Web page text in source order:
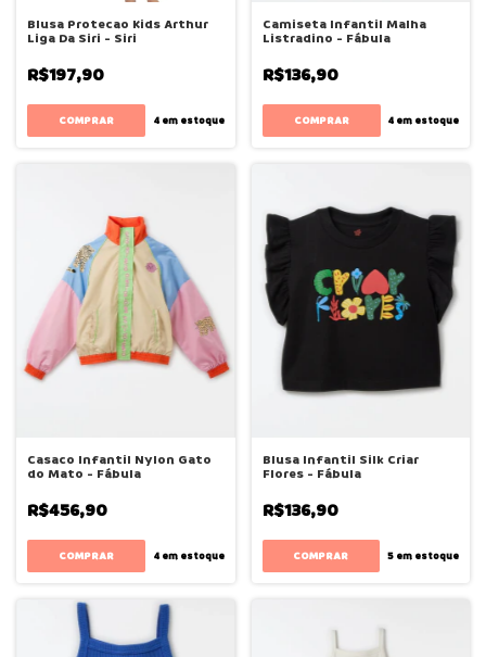
Blusa Protecao Kids Arthur
Liga Da Siri - Siri
R$197,90
COMPRAR 4em estoque
Camiseta Infantil Malha
Listradino - Fábula
R$136,90
COMPRAR 4 em estoque
Casaco Infantil Nylon Gato
do Mato - Fábula
R$456,90
COMPRAR 4em estoque
Blusa Infantil Silk Criar
Flores - Fábula
R$136,90
COMPRAR 5 em estoque